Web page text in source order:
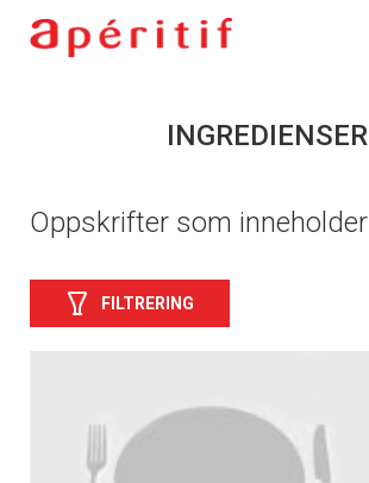
INGREDIENSER
Oppskrifter som inneholder
FILTRERING